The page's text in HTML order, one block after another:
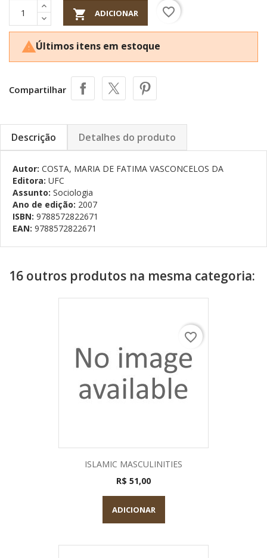
 ADICIONAR favorite_border
Últimos itens em estoque
Compartilhar
Descrição Detalhes do produto
Autor: COSTA, MARIA DE FATIMA VASCONCELOS DA
Editora: UFC
Assunto: Sociologia
Ano de edição: 2007
ISBN: 9788572822671
EAN: 9788572822671
16 outros produtos na mesma categoria:
ISLAMIC MASCULINITIES
R$ 51,00
ADICIONAR
favorite_border